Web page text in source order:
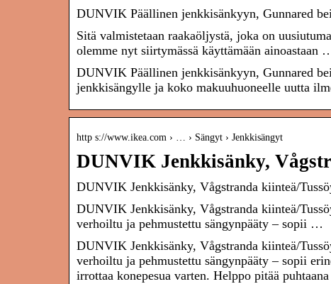
DUNVIK Päällinen jenkkisänkyyn, Gunnared
Sitä valmistetaan raakaöljystä, joka on
olemme nyt siirtymässä käyttämään ainoastaan
DUNVIK Päällinen jenkkisänkyyn, Gunnared
jenkkisängylle ja koko makuuhuoneelle uutta
http s://www.ikea.com › … › Sängyt › Jenkkisängyt
DUNVIK Jenkkisänky,
DUNVIK Jenkkisänky, Vågstranda kiinteä/
DUNVIK Jenkkisänky, Vågstranda kiinteä/
verhoiltu ja pehmustettu sängynpääty – sopii …
DUNVIK Jenkkisänky, Vågstranda kiinteä/
verhoiltu ja pehmustettu sängynpääty – sopii
irrottaa konepesua varten. Helppo pitää